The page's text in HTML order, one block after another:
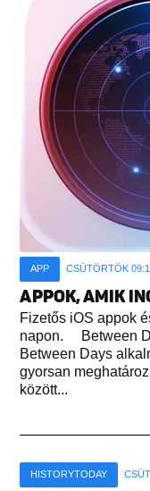
APP CSÜTÖRTÖK
APPOK, AMIK
Fizetős iOS appok
napon. Between
Between Days
gyorsan
között...
HISTORYTODAY